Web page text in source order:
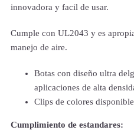
innovadora y facil de usar.
Cumple con UL2043 y es
manejo de aire.
Botas con diseño ultra
aplicaciones de alta
Clips de colores
Cumplimiento de estandares: